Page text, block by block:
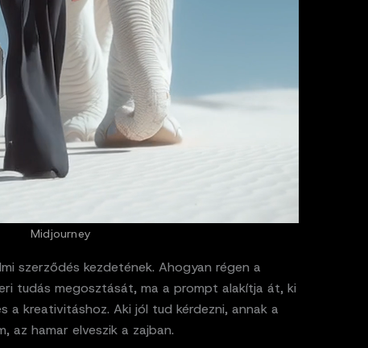
Midjourney
szerződés kezdetének. Ahogyan régen a
tudás megosztását, ma a prompt alakítja át, ki
a kreativitáshoz. Aki jól tud kérdezni, annak a
az hamar elveszik a zajban.